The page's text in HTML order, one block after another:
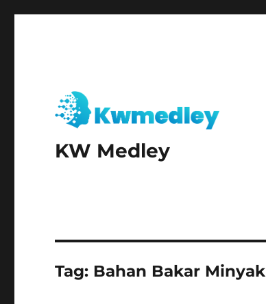
KW Medley
Tag: Bahan Bakar Minyak